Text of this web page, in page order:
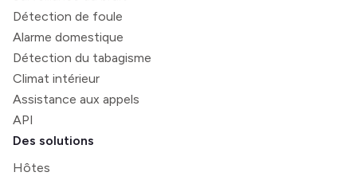
Détection de foule
Alarme domestique
Détection du tabagisme
Climat intérieur
Assistance aux appels
API
Des solutions
Hôtes